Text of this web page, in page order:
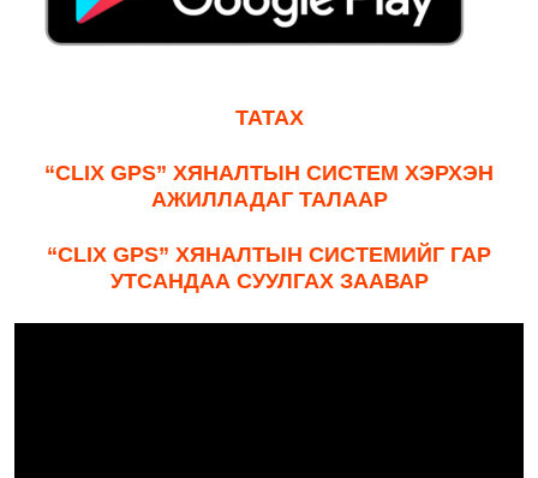
ТАТАХ
“CLIX GPS” ХЯНАЛТЫН СИСТЕМ ХЭРХЭН
АЖИЛЛАДАГ ТАЛААР
“CLIX GPS” ХЯНАЛТЫН СИСТЕМИЙГ ГАР
УТСАНДАА СУУЛГАХ ЗААВАР